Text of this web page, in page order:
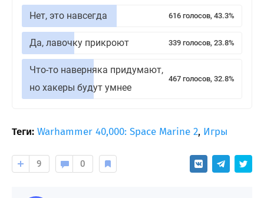
Нет, это навсегда 616 голосов, 43.3%
Да, лавочку прикроют 339 голосов, 23.8%
Что-то наверняка придумают,
но хакеры будут умнее
467 голосов, 32.8%
Теги: Warhammer 40,000: Space Marine 2, Игры
9 0